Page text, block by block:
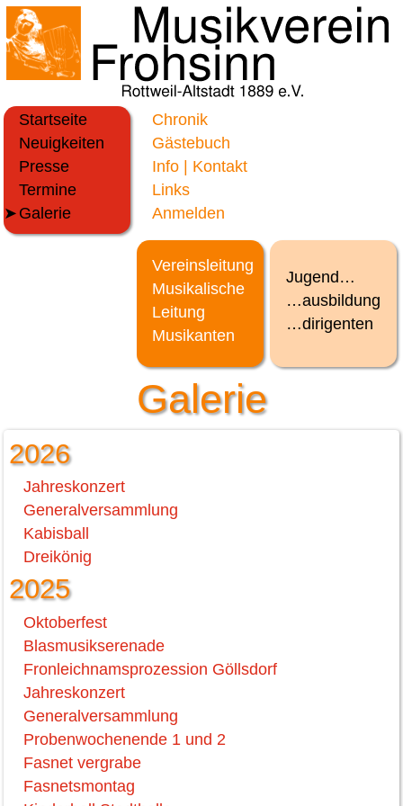
Startseite
Neuigkeiten
Presse
Termine
Galerie
Chronik
Gästebuch
Info | Kontakt
Links
Anmelden
Vereinsleitung
Musikalische
Leitung
Musikanten
Jugend…
…ausbildung
…dirigenten
Galerie
2026
Jahreskonzert
Generalversammlung
Kabisball
Dreikönig
2025
Oktoberfest
Blasmusikserenade
Fronleichnamsprozession Göllsdorf
Jahreskonzert
Generalversammlung
Probenwochenende 1 und 2
Fasnet vergrabe
Fasnetsmontag